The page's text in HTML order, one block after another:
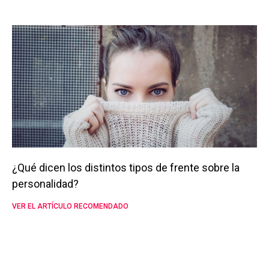
¿Qué dicen los distintos tipos de frente sobre la
personalidad?
VER EL ARTÍCULO RECOMENDADO